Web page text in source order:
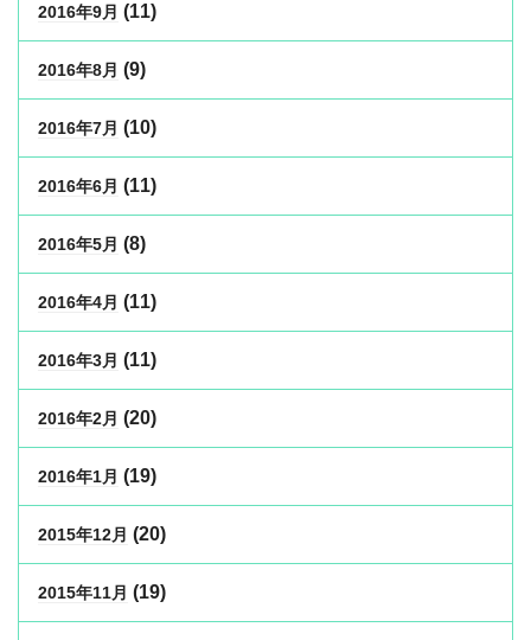
2016年9月 (11)
2016年8月 (9)
2016年7月 (10)
2016年6月 (11)
2016年5月 (8)
2016年4月 (11)
2016年3月 (11)
2016年2月 (20)
2016年1月 (19)
2015年12月 (20)
2015年11月 (19)